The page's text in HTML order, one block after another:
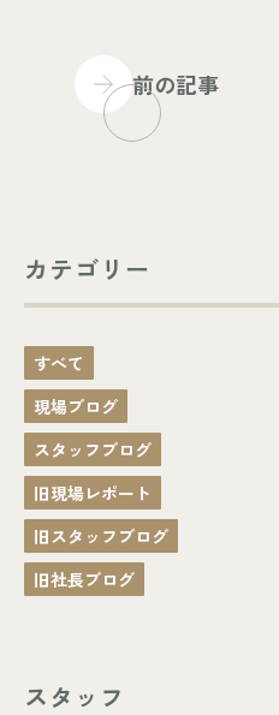
カテゴリー
すべて
現場ブログ
スタッフブログ
旧現場レポート
旧スタッフブログ
旧社長ブログ
スタッフ
前の記事